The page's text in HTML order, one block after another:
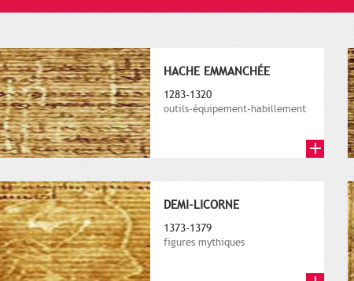
HACHE EMMANCHÉE
1283-1320
outils-équipement-habillement
DEMI-LICORNE
1373-1379
figures mythiques